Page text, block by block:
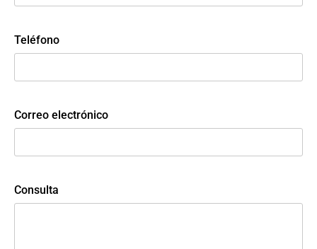
Teléfono
Correo electrónico
Consulta